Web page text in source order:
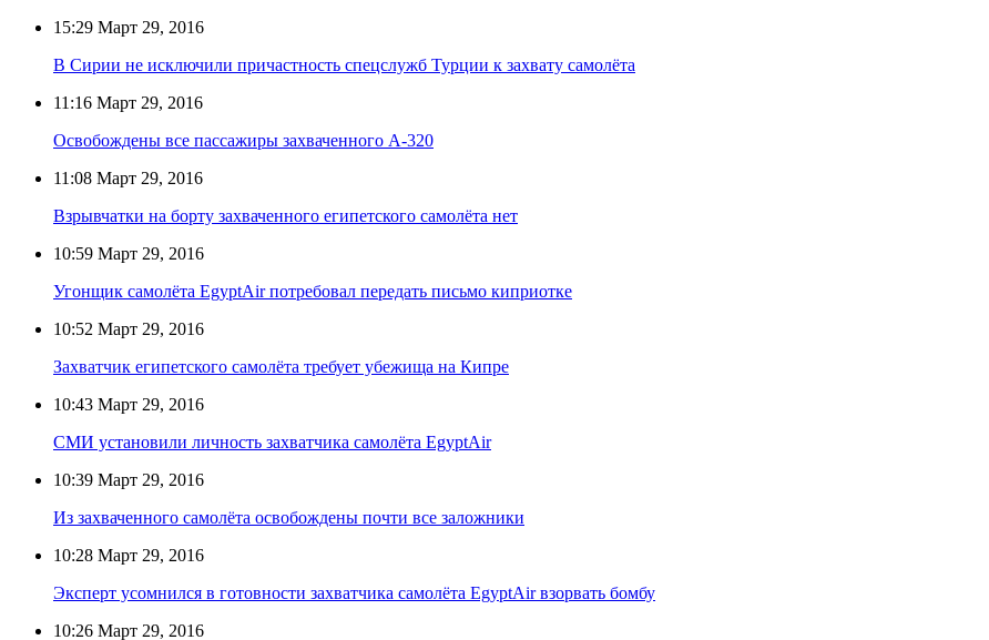
15:29 Март 29, 2016
В Сирии не исключили причастность спецслужб Турции к захвату самолёта
11:16 Март 29, 2016
Освобождены все пассажиры захваченного А-320
11:08 Март 29, 2016
Взрывчатки на борту захваченного египетского самолёта нет
10:59 Март 29, 2016
Угонщик самолёта EgyptAir потребовал передать письмо киприотке
10:52 Март 29, 2016
Захватчик египетского самолёта требует убежища на Кипре
10:43 Март 29, 2016
СМИ установили личность захватчика самолёта EgyptAir
10:39 Март 29, 2016
Из захваченного самолёта освобождены почти все заложники
10:28 Март 29, 2016
Эксперт усомнился в готовности захватчика самолёта EgyptAir взорвать бомбу
10:26 Март 29, 2016